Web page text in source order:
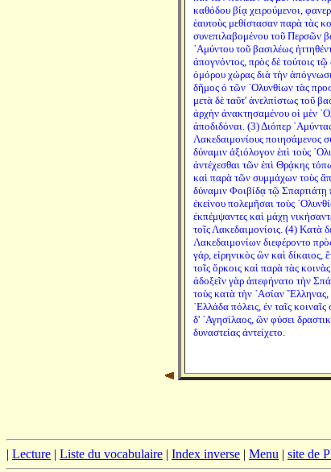
καθόδου βίᾳ χειρούμενοι,
ἑαυτοὺς μεθίστασαν παρὰ τὰς
συνεπιλαβομένου τοῦ Περσῶν
᾿Αμύντου τοῦ βασιλέως
ἀπογνόντος, πρὸς δὲ τούτοις
ὁμόρου χώρας διὰ τὴν
δῆμος ὁ τῶν ᾿Ολυνθίων τὰς
μετὰ δὲ ταῦτ' ἀνελπίστως τοῦ
ἀρχὴν ἀνακτησαμένου οἱ μὲν
ἀποδιδόναι. (3) Διόπερ
Λακεδαιμονίους ποιησάμενος
δύναμιν ἀξιόλογον ἐπὶ τοὺς
ἀντέχεσθαι τῶν ἐπὶ Θρᾴκης
καὶ παρὰ τῶν συμμάχων τοὺς
δύναμιν Φοιβίδᾳ τῷ Σπαρτιάτῃ
ἐκείνου πολεμῆσαι τοὺς
ἐκπέμψαντες καὶ μάχῃ
τοῖς Λακεδαιμονίοις. (4) Κατὰ
Λακεδαιμονίων διεφέροντο
γάρ, εἰρηνικὸς ὢν καὶ δίκαιος,
τοῖς ὅρκοις καὶ παρὰ τὰς
ἀδοξεῖν γὰρ ἀπεφήνατο τὴν
τοὺς κατὰ τὴν ᾿Ασίαν
῾Ελλάδα πόλεις, ἐν ταῖς
δ' ᾿Αγησίλαος, ὢν φύσει
δυναστείας ἀντείχετο.
| Lecture | Liste du vocabulaire | Index inverse | Menu | site de